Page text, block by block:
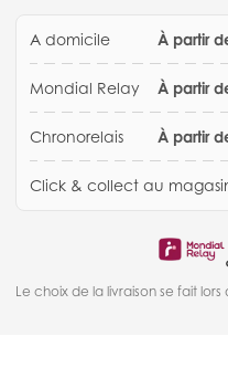
A domicile À partir
Mondial Relay À partir
Chronorelais À partir
Click & collect au
Le choix de la livraison se fait